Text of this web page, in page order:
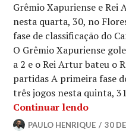
Grêmio Xapuriense e
nesta quarta, 30, no
fase de classificação do
O Grêmio Xapuriense
a 2 e o Rei Artur bateu o
partidas A primeira fase
três jogos nesta quinta,
Continuar lendo
PAULO HENRIQUE 30